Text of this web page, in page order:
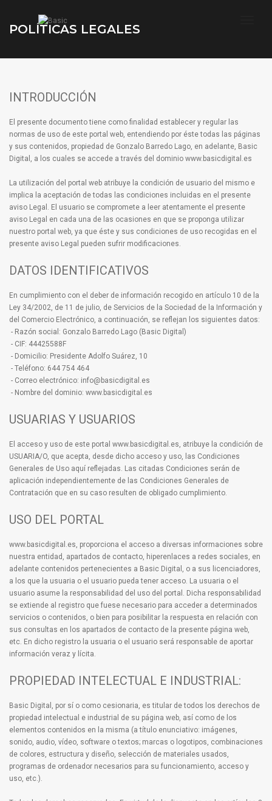
POLÍTICAS LEGALES
INTRODUCCIÓN
El presente documento tiene como finalidad establecer y regular las
normas de uso de este portal web, entendiendo por éste todas las páginas
y sus contenidos, propiedad de Gonzalo Barredo Lago, en adelante, Basic
Digital, a los cuales se accede a través del dominio www.basicdigital.es
La utilización del portal web atribuye la condición de usuario del mismo e
implica la aceptación de todas las condiciones incluidas en el presente
aviso Legal. El usuario se compromete a leer atentamente el presente
aviso Legal en cada una de las ocasiones en que se proponga utilizar
nuestro portal web, ya que éste y sus condiciones de uso recogidas en el
presente aviso Legal pueden sufrir modificaciones.
DATOS IDENTIFICATIVOS
En cumplimiento con el deber de información recogido en artículo 10 de la
Ley 34/2002, de 11 de julio, de Servicios de la Sociedad de la Información y
del Comercio Electrónico, a continuación, se reflejan los siguientes datos:
- Razón social: Gonzalo Barredo Lago (Basic Digital)
- CIF: 44425588F
- Domicilio: Presidente Adolfo Suárez, 10
- Teléfono: 644 754 464
- Correo electrónico: info@basicdigital.es
- Nombre del dominio: www.basicdigital.es
USUARIAS Y USUARIOS
El acceso y uso de este portal www.basicdigital.es, atribuye la condición de
USUARIA/O, que acepta, desde dicho acceso y uso, las Condiciones
Generales de Uso aquí reflejadas. Las citadas Condiciones serán de
aplicación independientemente de las Condiciones Generales de
Contratación que en su caso resulten de obligado cumplimiento.
USO DEL PORTAL
www.basicdigital.es, proporciona el acceso a diversas informaciones sobre
nuestra entidad, apartados de contacto, hiperenlaces a redes sociales, en
adelante contenidos pertenecientes a Basic Digital, o a sus licenciadores,
a los que la usuaria o el usuario pueda tener acceso. La usuaria o el
usuario asume la responsabilidad del uso del portal. Dicha responsabilidad
se extiende al registro que fuese necesario para acceder a determinados
servicios o contenidos, o bien para posibilitar la respuesta en relación con
sus consultas en los apartados de contacto de la presente página web,
etc. En dicho registro la usuaria o el usuario será responsable de aportar
información veraz y lícita.
PROPIEDAD INTELECTUAL E INDUSTRIAL:
Basic Digital, por sí o como cesionaria, es titular de todos los derechos de
propiedad intelectual e industrial de su página web, así como de los
elementos contenidos en la misma (a título enunciativo: imágenes,
sonido, audio, vídeo, software o textos; marcas o logotipos, combinaciones
de colores, estructura y diseño, selección de materiales usados,
programas de ordenador necesarios para su funcionamiento, acceso y
uso, etc.).